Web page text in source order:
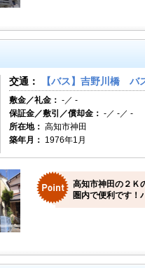
交通： 【バス】吉野川橋 バ
敷金／礼金： -／ -
保証金／敷引／償却金： -／ -／ -
所在地： 高知市神田
築年月： 1976年1月
高知市神田の２Ｋ
圏内で便利です！